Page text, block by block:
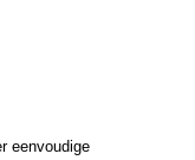
eenvoudige